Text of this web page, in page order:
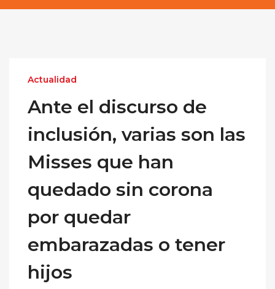
Actualidad
Ante el discurso de
inclusión, varias son las
Misses que han
quedado sin corona
por quedar
embarazadas o tener
hijos